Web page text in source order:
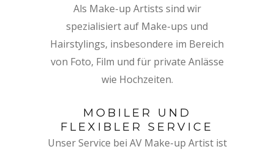
Als Make-up Artists sind wir
spezialisiert auf Make-ups und
Hairstylings, insbesondere im Bereich
von Foto, Film und für private Anlässe
wie Hochzeiten.
MOBILER UND
FLEXIBLER SERVICE
Unser Service bei AV Make-up Artist ist